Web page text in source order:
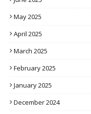
May 2025
April 2025
March 2025
February 2025
January 2025
December 2024